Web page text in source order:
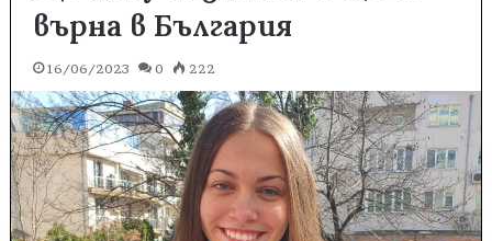
върна в България
16/06/2023 0 222